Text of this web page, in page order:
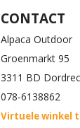
CONTACT
Alpaca Outdoor
Groenmarkt 95
3311 BD
078-6138862
Virtuele winkel